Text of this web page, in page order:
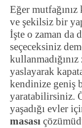
Eğer
ve şekilsiz bir
İşte o zaman da
seçeceksiniz
yaslayarak
kendinize geniş
yaratabilirsiniz.
yaşadığı evler
masası